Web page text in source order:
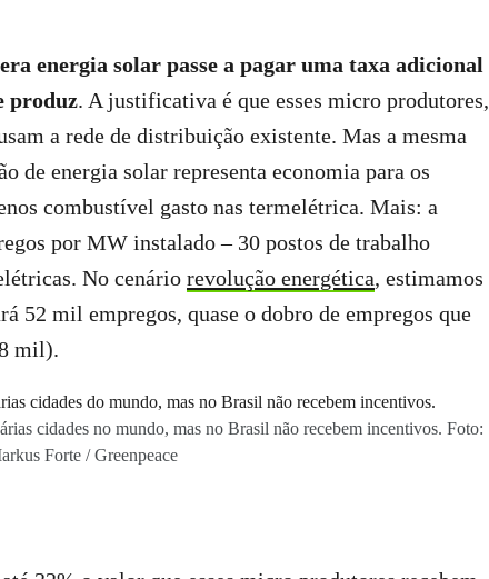
energia solar passe a pagar uma taxa adicional
produz. A justificativa é que esses micro produtores,
a rede de distribuição existente. Mas a mesma
de energia solar representa economia para os
combustível gasto nas termelétrica. Mais: a
por MW instalado – 30 postos de trabalho
No cenário revolução energética, estimamos
52 mil empregos, quase o dobro de empregos que
mil).
cidades no mundo, mas no Brasil não recebem incentivos. Foto:
Forte / Greenpeace